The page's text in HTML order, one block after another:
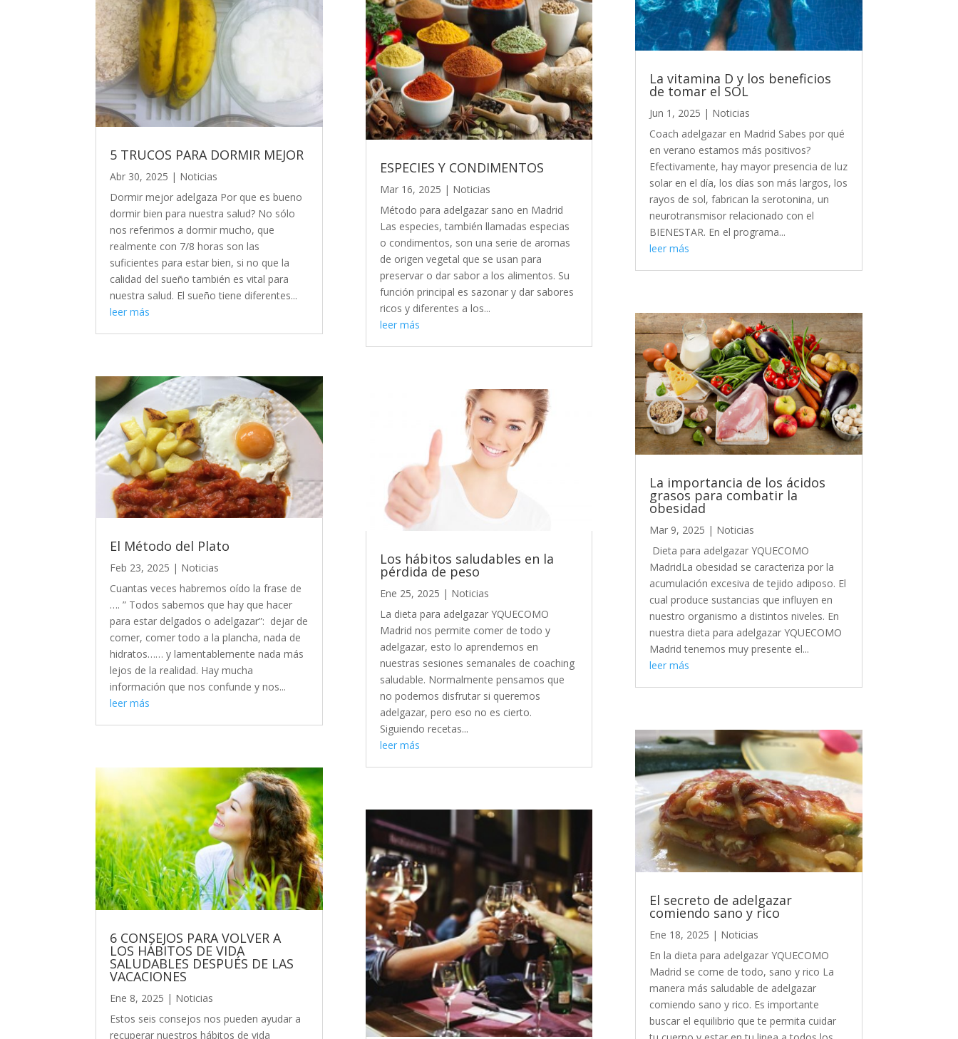
5 TRUCOS PARA DORMIR MEJOR
Abr 30, 2025 | Noticias
Dormir mejor adelgaza Por que es bueno
dormir bien para nuestra salud? No sólo
nos referimos a dormir mucho, que
realmente con 7/8 horas son las
suficientes para estar bien, si no que la
calidad del sueño también es vital para
nuestra salud. El sueño tiene diferentes...
leer más
El Método del Plato
Feb 23, 2025 | Noticias
Cuantas veces habremos oído la frase de
…. ” Todos sabemos que hay que hacer
para estar delgados o adelgazar”: dejar de
comer, comer todo a la plancha, nada de
hidratos…… y lamentablemente nada más
lejos de la realidad. Hay mucha
información que nos confunde y nos...
leer más
6 CONSEJOS PARA VOLVER A
LOS HÁBITOS DE VIDA
SALUDABLES DESPUÉS DE LAS
VACACIONES
Ene 8, 2025 | Noticias
Estos seis consejos nos pueden ayudar a
recuperar nuestros hábitos de vida
ESPECIES Y CONDIMENTOS
Mar 16, 2025 | Noticias
Método para adelgazar sano en Madrid
Las especies, también llamadas especias
o condimentos, son una serie de aromas
de origen vegetal que se usan para
preservar o dar sabor a los alimentos. Su
función principal es sazonar y dar sabores
ricos y diferentes a los...
leer más
Los hábitos saludables en la
pérdida de peso
Ene 25, 2025 | Noticias
La dieta para adelgazar YQUECOMO
Madrid nos permite comer de todo y
adelgazar, esto lo aprendemos en
nuestras sesiones semanales de coaching
saludable. Normalmente pensamos que
no podemos disfrutar si queremos
adelgazar, pero eso no es cierto.
Siguiendo recetas...
leer más
La vitamina D y los beneficios
de tomar el SOL
Jun 1, 2025 | Noticias
Coach adelgazar en Madrid Sabes por qué
en verano estamos más positivos?
Efectivamente, hay mayor presencia de luz
solar en el día, los días son más largos, los
rayos de sol, fabrican la serotonina, un
neurotransmisor relacionado con el
BIENESTAR. En el programa...
leer más
La importancia de los ácidos
grasos para combatir la
obesidad
Mar 9, 2025 | Noticias
Dieta para adelgazar YQUECOMO
MadridLa obesidad se caracteriza por la
acumulación excesiva de tejido adiposo. El
cual produce sustancias que influyen en
nuestro organismo a distintos niveles. En
nuestra dieta para adelgazar YQUECOMO
Madrid tenemos muy presente el...
leer más
El secreto de adelgazar
comiendo sano y rico
Ene 18, 2025 | Noticias
En la dieta para adelgazar YQUECOMO
Madrid se come de todo, sano y rico La
manera más saludable de adelgazar
comiendo sano y rico. Es importante
buscar el equilibrio que te permita cuidar